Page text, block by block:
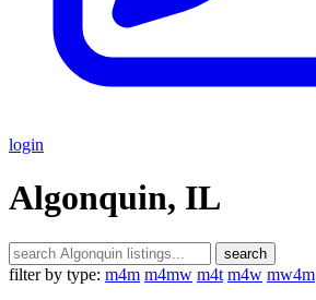
login
Algonquin, IL
search
filter by type: m4m m4mw m4t m4w mw4m